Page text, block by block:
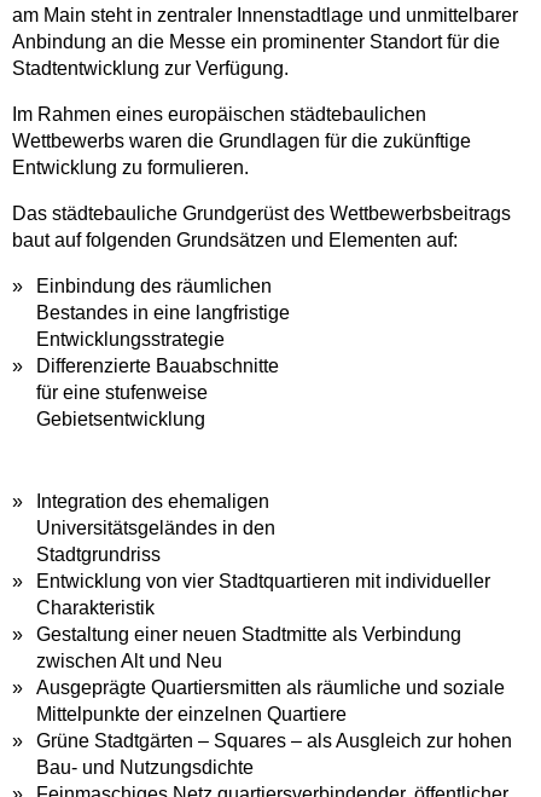
am Main steht in zentraler Innenstadtlage und unmittelbarer
Anbindung an die Messe ein prominenter Standort für die
Stadtentwicklung zur Verfügung.
Im Rahmen eines europäischen städtebaulichen
Wettbewerbs waren die Grundlagen für die zukünftige
Entwicklung zu formulieren.
Das städtebauliche Grundgerüst des Wettbewerbsbeitrags
baut auf folgenden Grundsätzen und Elementen auf:
Einbindung des räumlichen
Bestandes in eine langfristige
Entwicklungsstrategie
Differenzierte Bauabschnitte
für eine stufenweise
Gebietsentwicklung
Integration des ehemaligen
Universitätsgeländes in den
Stadtgrundriss
Entwicklung von vier Stadtquartieren mit individueller
Charakteristik
Gestaltung einer neuen Stadtmitte als Verbindung
zwischen Alt und Neu
Ausgeprägte Quartiersmitten als räumliche und soziale
Mittelpunkte der einzelnen Quartiere
Grüne Stadtgärten – Squares – als Ausgleich zur hohen
Bau- und Nutzungsdichte